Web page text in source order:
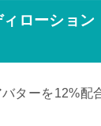
ローショ
ターを12%配